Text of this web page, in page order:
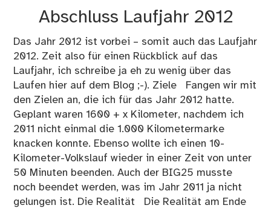
Abschluss Laufjahr 2012
Das Jahr 2012 ist vorbei – somit auch das Laufjahr
2012. Zeit also für einen Rückblick auf das
Laufjahr, ich schreibe ja eh zu wenig über das
Laufen hier auf dem Blog ;-). Ziele Fangen wir mit
den Zielen an, die ich für das Jahr 2012 hatte.
Geplant waren 1600 + x Kilometer, nachdem ich
2011 nicht einmal die 1.000 Kilometermarke
knacken konnte. Ebenso wollte ich einen 10-
Kilometer-Volkslauf wieder in einer Zeit von unter
50 Minuten beenden. Auch der BIG25 musste
noch beendet werden, was im Jahr 2011 ja nicht
gelungen ist. Die Realität Die Realität am Ende